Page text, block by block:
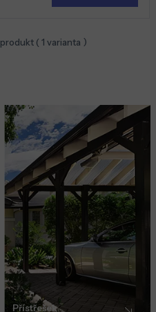
produkt ( 1 varianta )
Přístřešek